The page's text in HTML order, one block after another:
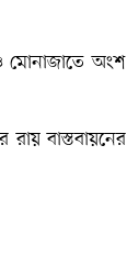
মোনাজাতে অংশ
রায় বাস্তবায়নের